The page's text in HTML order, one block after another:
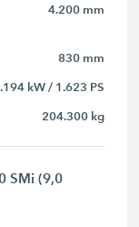
4.200 mm
830 mm
kW / 1.623 PS
204.300 kg
SMi (9,0